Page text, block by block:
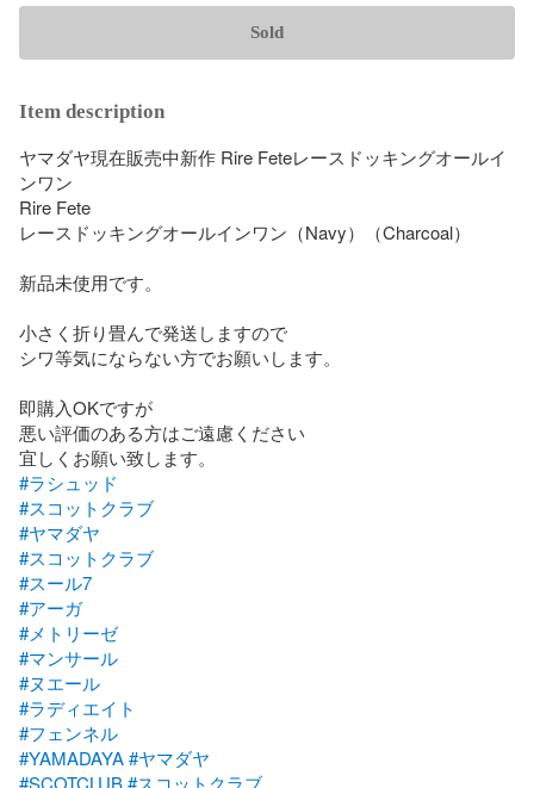
Sold
Item description
ヤマダヤ現在販売中新作 Rire Feteレースドッキングオールイ
ンワン
Rire Fete
レースドッキングオールインワン（Navy）（Charcoal）
新品未使用です。
小さく折り畳んで発送しますので
シワ等気にならない方でお願いします。
即購入OKですが
悪い評価のある方はご遠慮ください
#ラシュッド
#スコットクラブ
#ヤマダヤ
#スコットクラブ
#スール7
#アーガ
#メトリーゼ
#マンサール
#ヌエール
#ラディエイト
#フェンネル
#YAMADAYA#ヤマダヤ
#SCOTCLUB#スコットクラブ